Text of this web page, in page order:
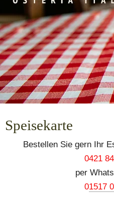
Speisekarte
Bestellen Sie gern Ihr
0421
per
01517